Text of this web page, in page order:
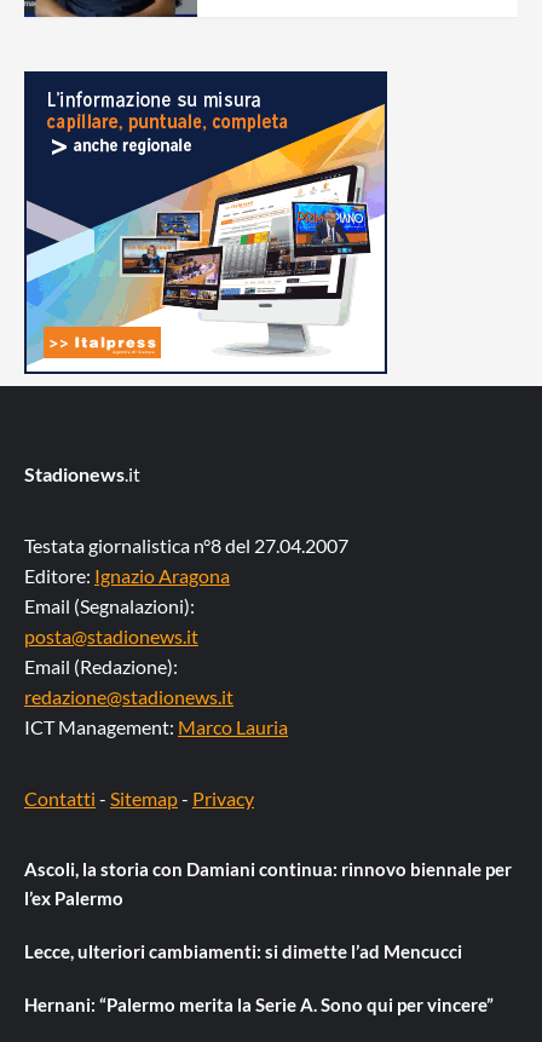
Stadionews.it
Testata giornalistica n°8 del 27.04.2007
Editore: Ignazio Aragona
Email (Segnalazioni):
posta@stadionews.it
Email (Redazione):
redazione@stadionews.it
ICT Management: Marco Lauria
Contatti - Sitemap- Privacy
Ascoli, la storia con Damiani continua: rinnovo biennale per
l’ex Palermo
Lecce, ulteriori cambiamenti: si dimette l’ad Mencucci
Hernani: “Palermo merita la Serie A. Sono qui per vincere”